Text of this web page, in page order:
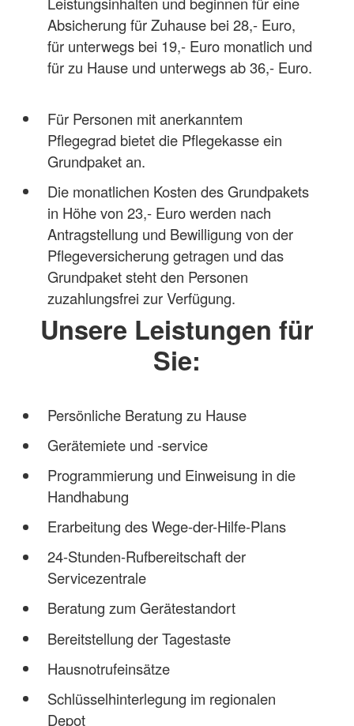
Absicherung für Zuhause bei 28,- Euro,
für unterwegs bei 19,- Euro monatlich und
für zu Hause und unterwegs ab 36,- Euro.
Für Personen mit anerkanntem
Pflegegrad bietet die Pflegekasse ein
Grundpaket an.
Die monatlichen Kosten des Grundpakets
in Höhe von 23,- Euro werden nach
Antragstellung und Bewilligung von der
Pflegeversicherung getragen und das
Grundpaket steht den Personen
zuzahlungsfrei zur Verfügung.
Unsere Leistungen für
Sie:
Persönliche Beratung zu Hause
Gerätemiete und -service
Programmierung und Einweisung in die
Handhabung
Erarbeitung des Wege-der-Hilfe-Plans
24-Stunden-Rufbereitschaft der
Servicezentrale
Beratung zum Gerätestandort
Bereitstellung der Tagestaste
Hausnotrufeinsätze
Schlüsselhinterlegung im regionalen
Depot